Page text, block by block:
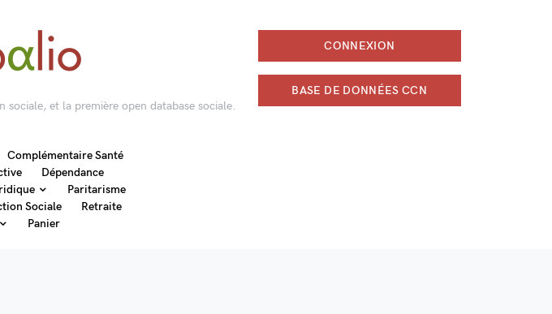
et la première open database sociale.
CONNEXION
BASE DE DONNÉES CCN
Complémentaire Santé
Dépendance
Paritarisme
Sociale
Retraite
Panier